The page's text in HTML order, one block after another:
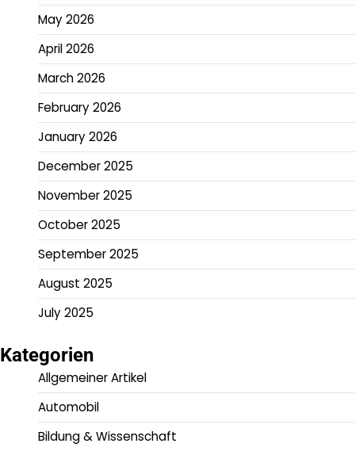
May 2026
April 2026
March 2026
February 2026
January 2026
December 2025
November 2025
October 2025
September 2025
August 2025
July 2025
Kategorien
Allgemeiner Artikel
Automobil
Bildung & Wissenschaft